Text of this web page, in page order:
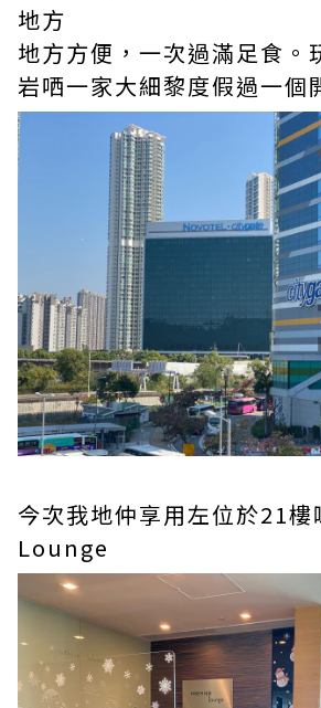
地方
地方方便，一次過滿足食。
岩哂一家大細黎度假過一個
今次我地仲享用左位於21
Lounge